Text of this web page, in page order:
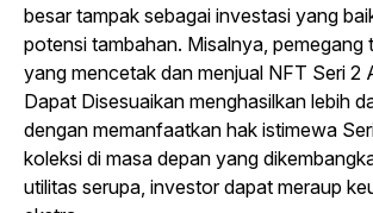
besar tampak sebagai investasi yang
potensi tambahan. Misalnya, pemegang
yang mencetak dan menjual NFT Seri 2
Dapat Disesuaikan menghasilkan lebih
dengan memanfaatkan hak istimewa
koleksi di masa depan yang
utilitas serupa, investor dapat meraup